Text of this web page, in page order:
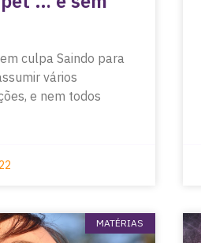
culpa Saindo para
vários
e nem todos
MATÉRIAS